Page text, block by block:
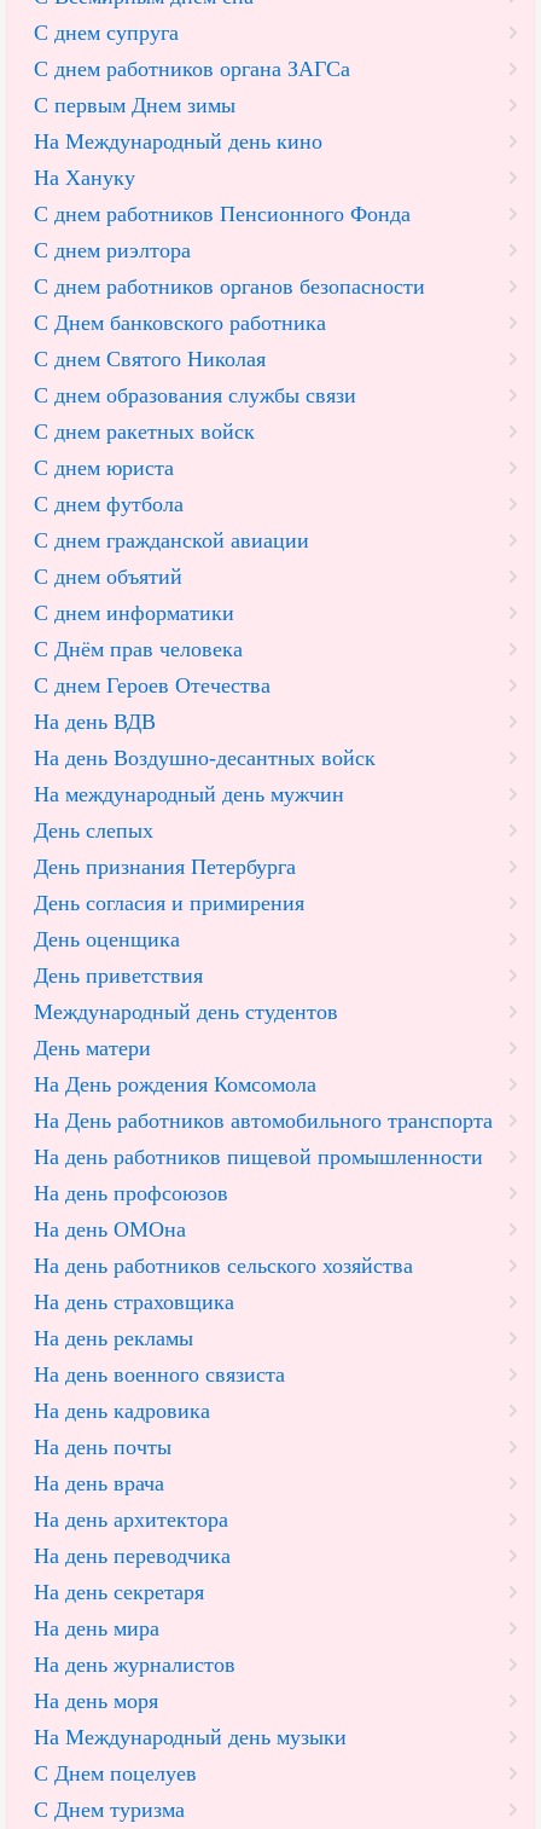
С днем супруга
С днем работников органа ЗАГСа
С первым Днем зимы
На Международный день кино
На Хануку
С днем работников Пенсионного Фонда
С днем риэлтора
С днем работников органов безопасности
С Днем банковского работника
С днем Святого Николая
С днем образования службы связи
С днем ракетных войск
С днем юриста
С днем футбола
С днем гражданской авиации
С днем объятий
С днем информатики
С Днём прав человека
С днем Героев Отечества
На день ВДВ
На день Воздушно-десантных войск
На международный день мужчин
День слепых
День признания Петербурга
День согласия и примирения
День оценщика
День приветствия
Международный день студентов
День матери
На День рождения Комсомола
На День работников автомобильного транспорта
На день работников пищевой промышленности
На день профсоюзов
На день ОМОна
На день работников сельского хозяйства
На день страховщика
На день рекламы
На день военного связиста
На день кадровика
На день почты
На день врача
На день архитектора
На день переводчика
На день секретаря
На день мира
На день журналистов
На день моря
На Международный день музыки
С Днем поцелуев
С Днем туризма